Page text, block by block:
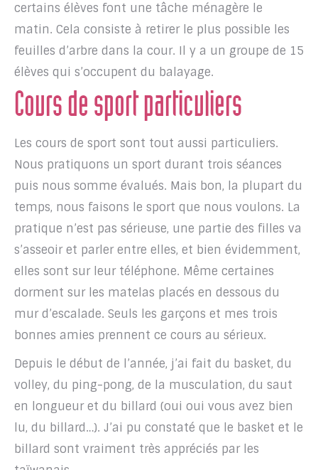
certains élèves font une tâche ménagère le
matin. Cela consiste à retirer le plus possible les
feuilles d’arbre dans la cour. Il y a un groupe de 15
élèves qui s’occupent du balayage.
Cours de sport particuliers
Les cours de sport sont tout aussi particuliers.
Nous pratiquons un sport durant trois séances
puis nous somme évalués. Mais bon, la plupart du
temps, nous faisons le sport que nous voulons. La
pratique n’est pas sérieuse, une partie des filles va
s’asseoir et parler entre elles, et bien évidemment,
elles sont sur leur téléphone. Même certaines
dorment sur les matelas placés en dessous du
mur d’escalade. Seuls les garçons et mes trois
bonnes amies prennent ce cours au sérieux.
Depuis le début de l’année, j’ai fait du basket, du
volley, du ping-pong, de la musculation, du saut
en longueur et du billard (oui oui vous avez bien
lu, du billard…). J’ai pu constaté que le basket et le
billard sont vraiment très appréciés par les